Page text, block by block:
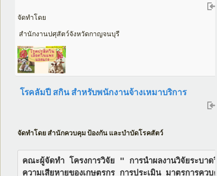
จัดทำโดย
สำนักงานปศุสัตว์จังหวัดกาญจนบุรี
โรคลัมปี สกิน สำหรับพนักงานจ้างเหมาบริการ
จัดทำโดย สำนักควบคุม ป้องกัน และบำบัดโรคสัตว์
คณะผู้จัดทำ โครงการวิจัย " การนำผลงานวิจัยระบาด
ความเสียหายของเกษตรกร การประเมิน มาตรการคว